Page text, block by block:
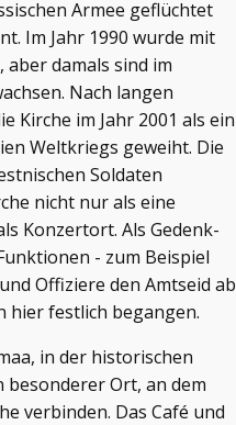
Armee geflüchtet
Im Jahr 1990 wurde mit
damals sind im
Nach langen
Kirche im Jahr 2001 als ein
Weltkriegs geweiht. Die
Soldaten
nicht nur als eine
Konzertort. Als Gedenk-
- zum Beispiel
Offiziere den Amtseid ab
hier festlich begangen.
in der historischen
Ort, an dem
verbinden. Das Café und